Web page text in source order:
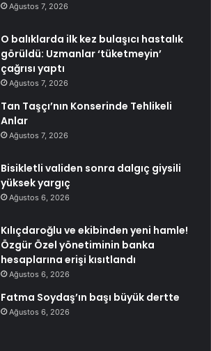
Ağustos 7, 2026
O balıklarda ilk kez bulaşıcı hastalık
görüldü: Uzmanlar ‘tüketmeyin’
çağrısı yaptı
Ağustos 7, 2026
Tan Taşçı’nın Konserinde Tehlikeli
Anlar
Ağustos 7, 2026
Bisikletli validen sonra dalgıç giysili
yüksek yargıç
Ağustos 6, 2026
Kılıçdaroğlu ve ekibinden yeni hamle!
Özgür Özel yönetiminin banka
hesaplarına erişi kısıtlandı
Ağustos 6, 2026
Fatma Soydaş’ın başı büyük dertte
Ağustos 6, 2026